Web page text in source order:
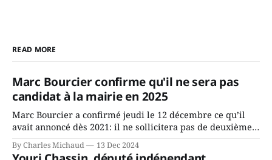
READ MORE
Marc Bourcier confirme qu'il ne sera pas
candidat à la mairie en 2025
Marc Bourcier a confirmé jeudi le 12 décembre ce qu’il
avait annoncé dès 2021: il ne sollicitera pas de deuxième
fait l’annonce en s’adressant aux employés de la ville,
By Charles Michaud 13 Dec 2024